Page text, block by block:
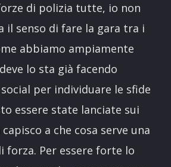
di polizia tutte, io non
il senso di fare la gara tra i
abbiamo ampiamente
lo sta già facendo
per individuare le sfide
essere state lanciate sui
a che cosa serve una
forza. Per essere forte lo